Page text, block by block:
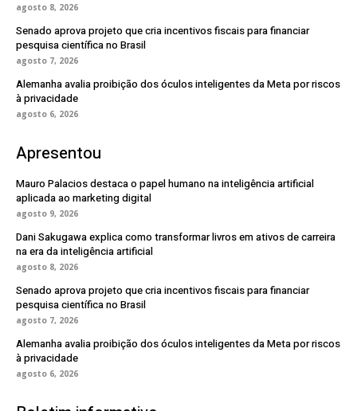
agosto 8, 2026
Senado aprova projeto que cria incentivos fiscais para financiar
pesquisa científica no Brasil
agosto 7, 2026
Alemanha avalia proibição dos óculos inteligentes da Meta por riscos
à privacidade
agosto 6, 2026
Apresentou
Mauro Palacios destaca o papel humano na inteligência artificial
aplicada ao marketing digital
agosto 9, 2026
Dani Sakugawa explica como transformar livros em ativos de carreira
na era da inteligência artificial
agosto 8, 2026
Senado aprova projeto que cria incentivos fiscais para financiar
pesquisa científica no Brasil
agosto 7, 2026
Alemanha avalia proibição dos óculos inteligentes da Meta por riscos
à privacidade
agosto 6, 2026